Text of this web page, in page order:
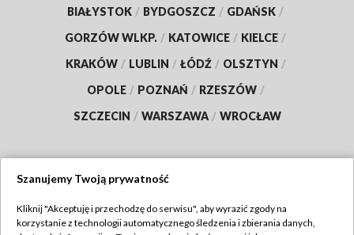
BIAŁYSTOK / BYDGOSZCZ / GDAŃSK /
GORZÓW WLKP. / KATOWICE / KIELCE /
KRAKÓW / LUBLIN / ŁÓDŹ / OLSZTYN /
OPOLE / POZNAŃ / RZESZÓW /
SZCZECIN / WARSZAWA / WROCŁAW
TVP
Szanujemy Twoją prywatność
Kliknij "Akceptuję i przechodzę do serwisu", aby wyrazić zgody na
korzystanie z technologii automatycznego śledzenia i zbierania danych,